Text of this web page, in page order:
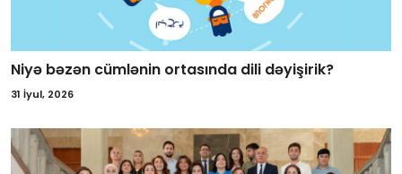
Niyə bəzən cümlənin ortasında dili dəyişirik?
31 İyul, 2026